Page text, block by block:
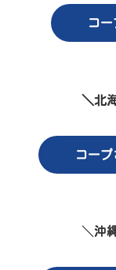
コ
＼北
コー
＼ 沖